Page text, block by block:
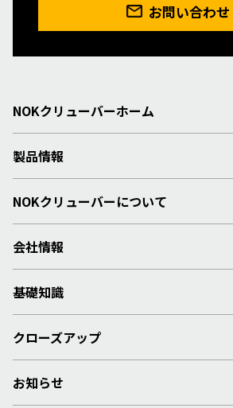
お問い合わせ
NOKクリューバーホーム
製品情報
NOKクリューバーについて
会社情報
基礎知識
クローズアップ
お知らせ